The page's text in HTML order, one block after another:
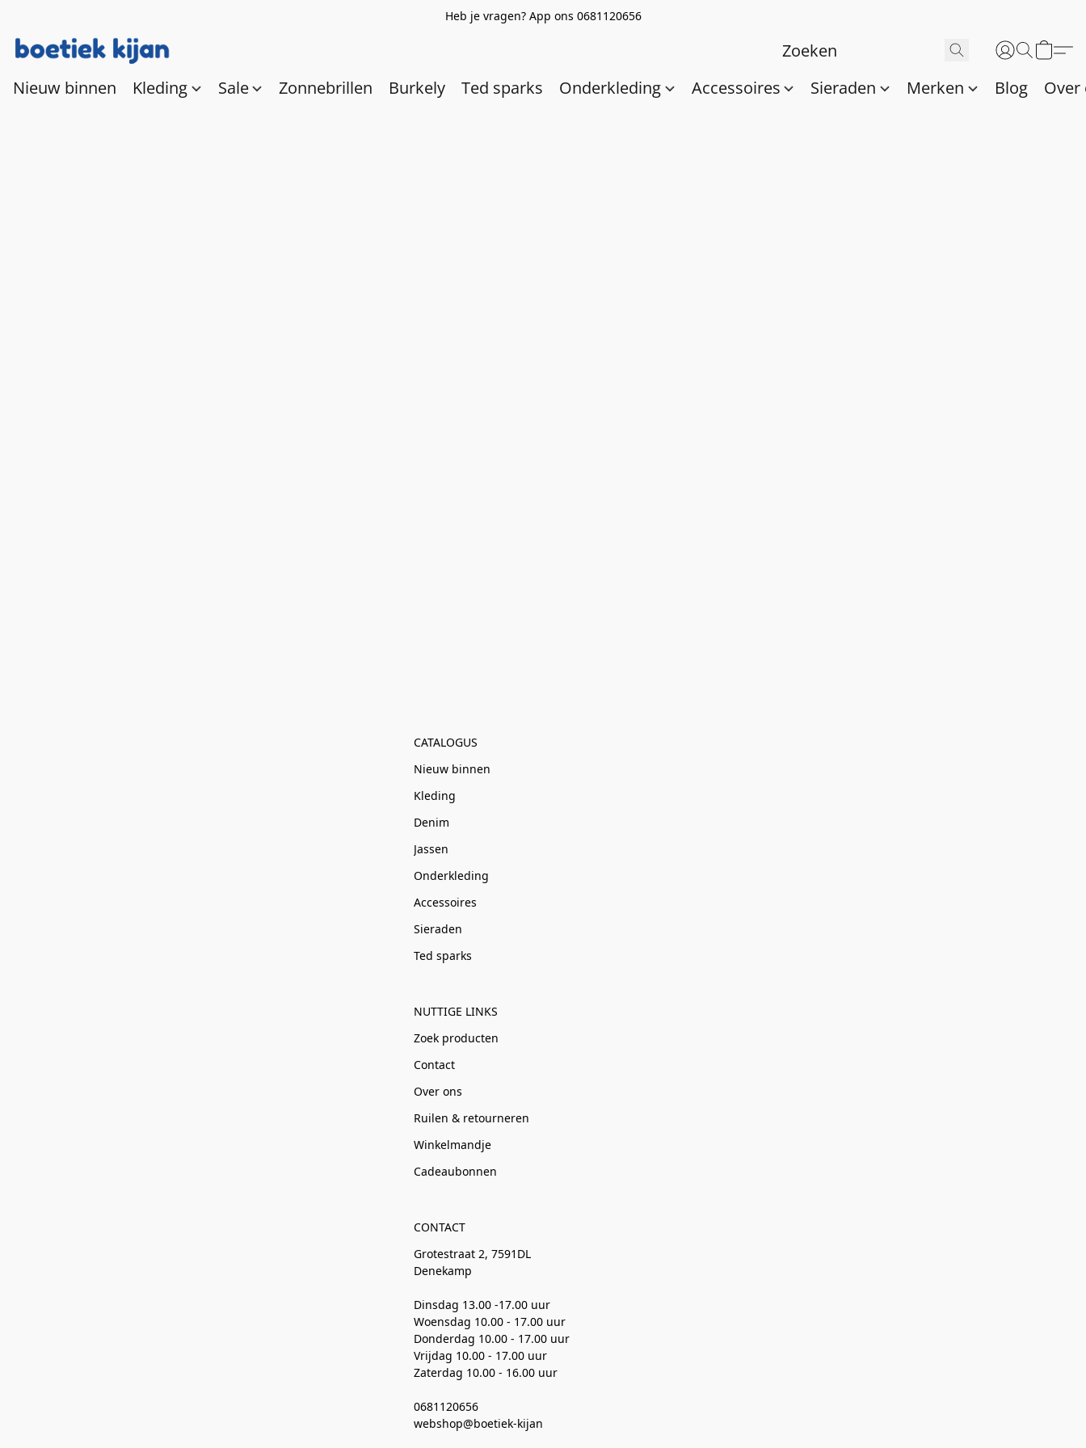
Heb je vragen? App ons 0681120656
Nieuw binnen Kleding Sale Zonnebrillen Burkely Ted sparks Onderkleding Accessoires Sieraden Merken Blog Over
CATALOGUS
Nieuw binnen
Kleding
Denim
Jassen
Onderkleding
Accessoires
Sieraden
Ted sparks
NUTTIGE LINKS
Zoek producten
Contact
Over ons
Ruilen & retourneren
Winkelmandje
Cadeaubonnen
CONTACT
Grotestraat 2, 7591DL
Denekamp
Dinsdag 13.00 -17.00 uur
Woensdag 10.00 - 17.00 uur
Donderdag 10.00 - 17.00 uur
Vrijdag 10.00 - 17.00 uur
Zaterdag 10.00 - 16.00 uur
0681120656
webshop@boetiek-kijan